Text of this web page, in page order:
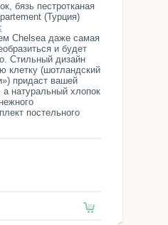
бязь пестротканая
(Турция)
Chelsea даже самая
и будет
Стильный дизайн
клетку (шотландский
придаст вашей
а натуральный хлопок
постельного